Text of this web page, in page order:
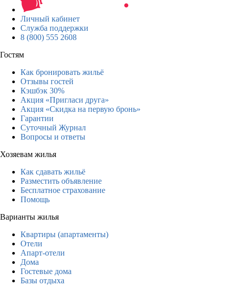
Личный кабинет
Служба поддержки
8 (800) 555 2608
Гостям
Как бронировать жильё
Отзывы гостей
Кэшбэк 30%
Акция «Пригласи друга»
Акция «Скидка на первую бронь»
Гарантии
Суточный Журнал
Вопросы и ответы
Хозяевам жилья
Как сдавать жильё
Разместить объявление
Бесплатное страхование
Помощь
Варианты жилья
Квартиры (апартаменты)
Отели
Апарт-отели
Дома
Гостевые дома
Базы отдыха